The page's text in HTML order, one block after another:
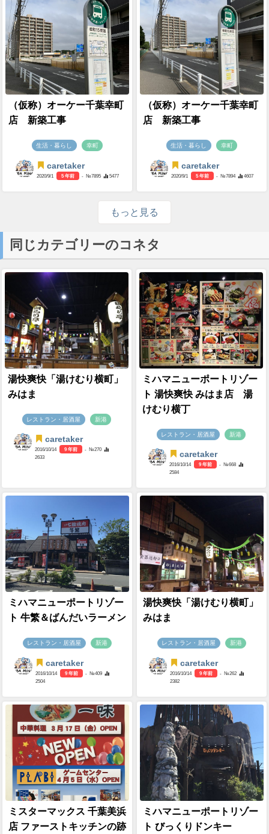
（仮称）オーケー千葉幸町
店 新築工事
生活・暮らし 幸町
caretaker
2020/9/1 5 年前 - №7895 5477
（仮称）オーケー千葉幸町
店 新築工事
生活・暮らし 幸町
caretaker
2020/9/1 5 年前 - №7894 4607
もっと見る
同じカテゴリーのコネタ
湯快爽快「湯けむり横町」
みはま
レストラン・居酒屋 新港
caretaker
2016/10/14 9 年前
- №270
2633
ミハマニューポートリゾー
ト 湯快爽快 みはま店 湯
けむり横丁
レストラン・居酒屋 新港
caretaker
2016/10/14 9 年前
- №668
2584
ミハマニューポートリゾー
ト 牛繁＆ばんだいラーメン
レストラン・居酒屋 新港
caretaker
2016/10/14 9 年前
- №409
2504
湯快爽快「湯けむり横町」
みはま
レストラン・居酒屋 新港
caretaker
2016/10/14 9 年前
- №262
2382
ミスターマックス 千葉美浜
店 ファーストキッチンの跡
ミハマニューポートリゾー
ト びっくりドンキー